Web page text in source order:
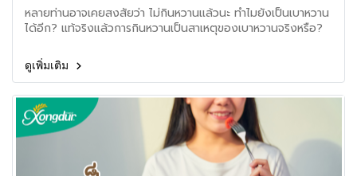
หลายท่านอาจเคยสงสัยว่า ไม่กินหวานแล้วนะ ทำไมยังเป็นเบาหวาน
ได้อีก? แท้จริงแล้วการกินหวานเป็นสาเหตุของเบาหวานจริงหรือ?
ดูเพิ่มเติม